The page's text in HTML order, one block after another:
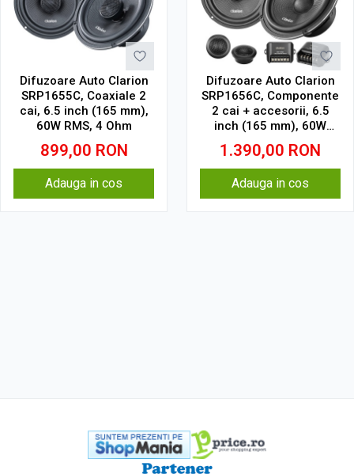
Difuzoare Auto Clarion
SRP1655C, Coaxiale 2
cai, 6.5 inch (165 mm),
60W RMS, 4 Ohm
899,00 RON
Adauga in cos
Difuzoare Auto Clarion
SRP1656C, Componente
2 cai + accesorii, 6.5
inch (165 mm), 60W
RMS, 4 Ohm
1.390,00 RON
Adauga in cos